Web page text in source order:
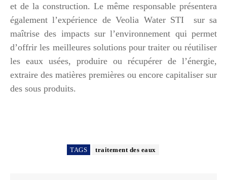
et de la construction. Le même responsable présentera
également l’expérience de Veolia Water STI sur sa
maîtrise des impacts sur l’environnement qui permet
d’offrir les meilleures solutions pour traiter ou réutiliser
les eaux usées, produire ou récupérer de l’énergie,
extraire des matières premières ou encore capitaliser sur
des sous produits.
TAGS traitement des eaux